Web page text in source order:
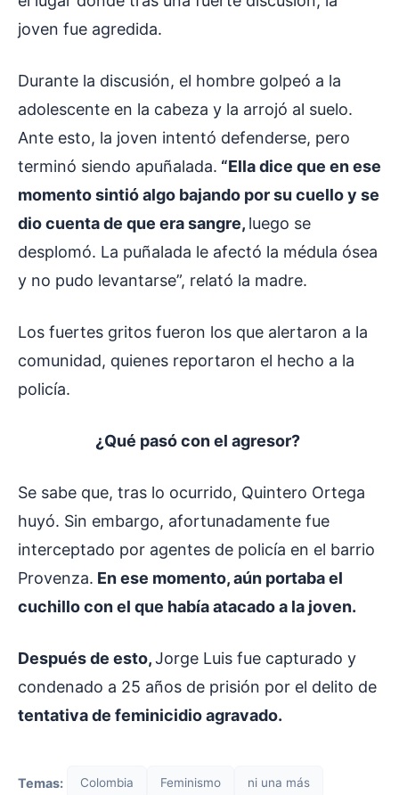
joven fue agredida.
Durante la discusión, el hombre golpeó a la
adolescente en la cabeza y la arrojó al suelo.
Ante esto, la joven intentó defenderse, pero
terminó siendo apuñalada. “Ella dice que en ese
momento sintió algo bajando por su cuello y se
dio cuenta de que era sangre, luego se
desplomó. La puñalada le afectó la médula ósea
y no pudo levantarse”, relató la madre.
Los fuertes gritos fueron los que alertaron a la
comunidad, quienes reportaron el hecho a la
policía.
¿Qué pasó con el agresor?
Se sabe que, tras lo ocurrido, Quintero Ortega
huyó. Sin embargo, afortunadamente fue
interceptado por agentes de policía en el barrio
Provenza. En ese momento, aún portaba el
cuchillo con el que había atacado a la joven.
Después de esto,Jorge Luis fue capturado y
condenado a 25 años de prisión por el delito de
tentativa de feminicidio agravado.
Temas: Colombia Feminismo ni una más